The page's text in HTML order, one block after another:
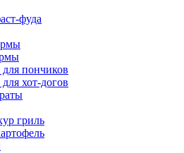
фуда
пончиков
хот-догов
гриль